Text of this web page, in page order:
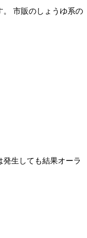
。 市販のしょうゆ系の
生しても結果オーラ